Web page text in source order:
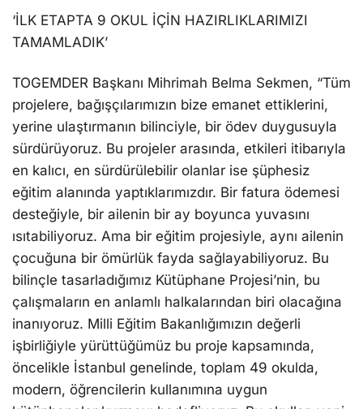
‘İLK ETAPTA 9 OKUL İÇİN HAZIRLIKLARIMIZI
TAMAMLADIK’
TOGEMDER Başkanı Mihrimah Belma Sekmen, “Tüm
projelere, bağışçılarımızın bize emanet ettiklerini,
yerine ulaştırmanın bilinciyle, bir ödev duygusuyla
sürdürüyoruz. Bu projeler arasında, etkileri itibarıyla
en kalıcı, en sürdürülebilir olanlar ise şüphesiz
eğitim alanında yaptıklarımızdır. Bir fatura ödemesi
desteğiyle, bir ailenin bir ay boyunca yuvasını
ısıtabiliyoruz. Ama bir eğitim projesiyle, aynı ailenin
çocuğuna bir ömürlük fayda sağlayabiliyoruz. Bu
bilinçle tasarladığımız Kütüphane Projesi’nin, bu
çalışmaların en anlamlı halkalarından biri olacağına
inanıyoruz. Milli Eğitim Bakanlığımızın değerli
işbirliğiyle yürüttüğümüz bu proje kapsamında,
öncelikle İstanbul genelinde, toplam 49 okulda,
modern, öğrencilerin kullanımına uygun